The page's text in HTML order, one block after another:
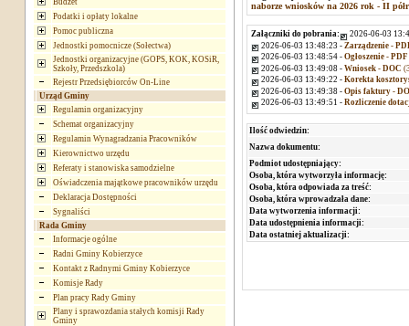
Budżet
Podatki i opłaty lokalne
Pomoc publiczna
Jednostki pomocnicze (Sołectwa)
Jednostki organizacyjne (GOPS, KOK, KOSiR,
Szkoły, Przedszkola)
Rejestr Przedsiębiorców On-Line
Urząd Gminy
Regulamin organizacyjny
Schemat organizacyjny
Regulamin Wynagradzania Pracowników
Kierownictwo urzędu
Referaty i stanowiska samodzielne
Oświadczenia majątkowe pracowników urzędu
Deklaracja Dostępności
Sygnaliści
Rada Gminy
Informacje ogólne
Radni Gminy Kobierzyce
Kontakt z Radnymi Gminy Kobierzyce
Komisje Rady
Plan pracy Rady Gminy
Plany i sprawozdania stałych komisji Rady
Gminy
naborze wniosków na 2026 rok - II
Załączniki do pobrania:
2026-06-03
2026-06-03 13:48:23 - Zarządzenie -
2026-06-03 13:48:54 - Ogłoszenie - PDF
2026-06-03 13:49:08 - Wniosek - DOC
2026-06-03 13:49:22 - Korekta
2026-06-03 13:49:38 - Opis faktury -
2026-06-03 13:49:51 - Rozliczenie
Ilość odwiedzin:
Nazwa dokumentu:
Podmiot udostępniający:
Osoba, która wytworzyła informację:
Osoba, która odpowiada za treść:
Osoba, która wprowadzała dane:
Data wytworzenia informacji:
Data udostępnienia informacji:
Data ostatniej aktualizacji: